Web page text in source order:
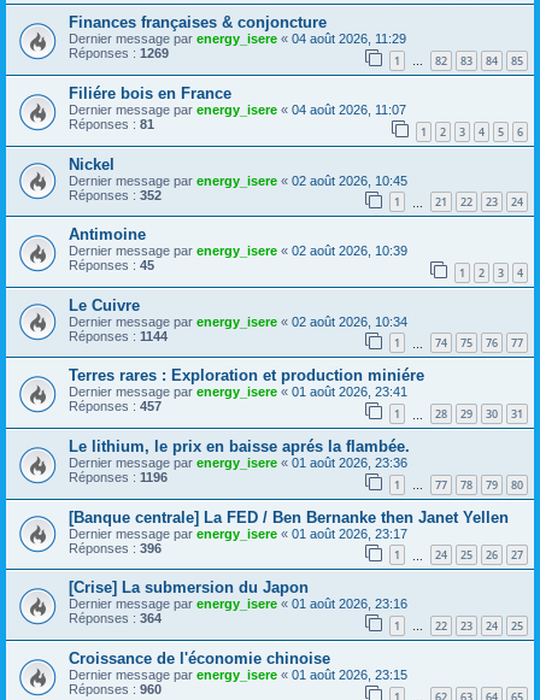
Finances françaises & conjoncture
Dernier message par energy_isere « 04 août 2026, 11:29
Réponses : 1269 1 … 82 83 84 85
Filiére bois en France
Dernier message par energy_isere « 04 août 2026, 11:07
Réponses : 81 1 2 3 4 5 6
Nickel
Dernier message par energy_isere « 02 août 2026, 10:45
Réponses : 352 1 21 22 23 24
Antimoine
Dernier message par energy_isere « 02 août 2026, 10:39
Réponses : 45 1 2 3 4
Le Cuivre
Dernier message par energy_isere « 02 août 2026, 10:34
Réponses : 1144 1 74 75 76 77
Terres rares : Exploration et production miniére
Dernier message par energy_isere « 01 août 2026, 23:41
Réponses : 457 1 28 29 30 31
Le lithium, le prix en baisse aprés la flambée.
Dernier message par energy_isere « 01 août 2026, 23:36
Réponses : 1196 1 … 77 78 79 80
[Banque centrale] La FED / Ben Bernanke then Janet Yellen
Dernier message par energy_isere « 01 août 2026, 23:17
Réponses : 396 1 24 25 26 27
[Crise] La submersion du Japon
Dernier message par energy_isere « 01 août 2026, 23:16
Réponses : 364 1 … 22 23 24 25
Croissance de l'économie chinoise
Dernier message par energy_isere « 01 août 2026, 23:15
Réponses : 960 1 62 63 64 65